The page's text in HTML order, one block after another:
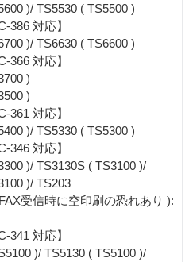
)/ TS5530 ( TS5500 )
386 対応】
)/ TS6630 ( TS6600 )
366 対応】
)
)
361 対応】
)/ TS5330 ( TS5300 )
346 対応】
)/ TS3130S ( TS3100 )/
)/ TS203
受信時に空印刷の恐れあり ):
341 対応】
)/ TS5130 ( TS5100 )/